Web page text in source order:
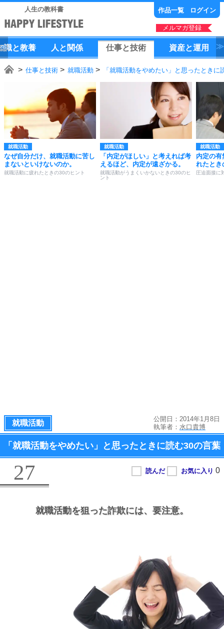
人生の教科書 作品一覧 ログイン
メルマガ登録
識と教養 人 と 関係 仕事と技術 資産と運用
仕事と技術 就職活動 「就職活動をやめたい」と思ったときに
就職活動
なぜ自分だけ、就職活動に苦し
まないといけないのか。
就職活動に疲れたときの30のヒント
就職活動
「内定がほしい」と考えれば考
えるほど、内定が遠ざかる。
就職活動がうまくいかないときの30のヒ
ント
就職活動
内定の
れたとき
圧迫面接に
就職活動
公開日：2014年1月8日
執筆者： 水口貴博
「就職活動をやめたい」と思ったときに読む30の言葉
27
就職活動を狙った詐欺には、 要注意。